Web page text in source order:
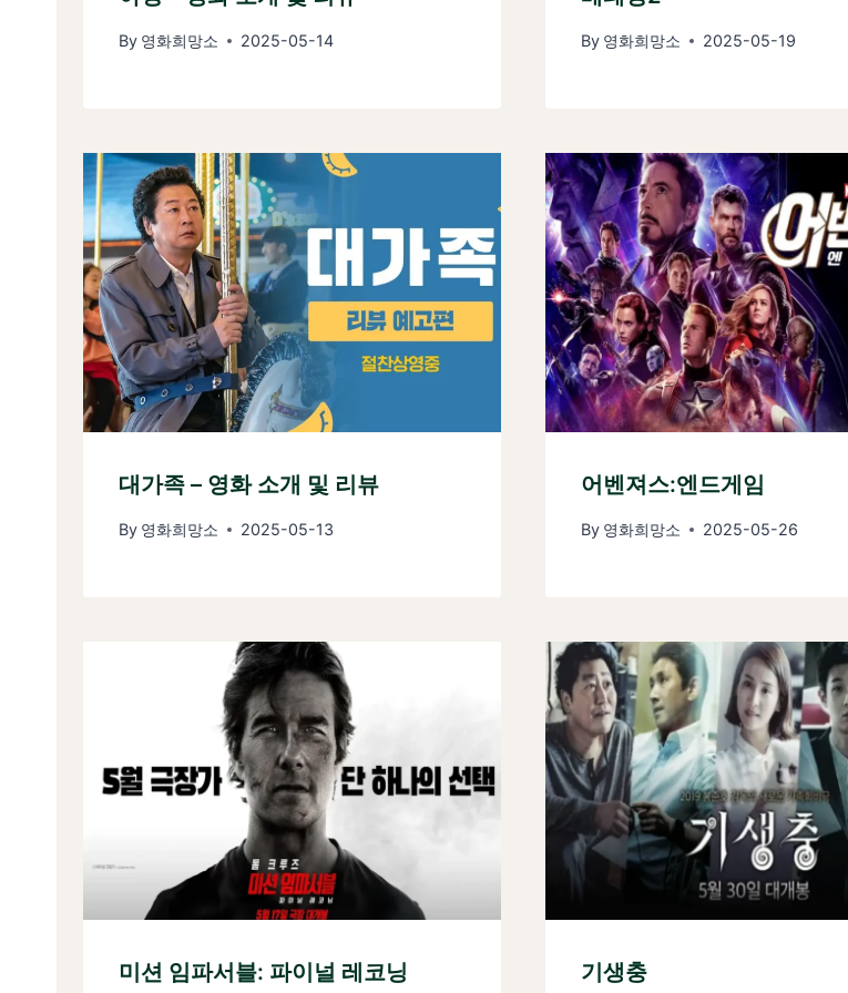
By 영화희망소 2025-05-14 By 영화희망소 2025-05-19
대가족 – 영화 소개 및 리뷰
By 영화희망소 2025-05-13
어벤져스:엔드게임
By 영화희망소 2025-05-26
미션 임파서블: 파이널 레코닝 기생충